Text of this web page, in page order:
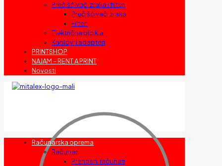
Prečišćivači zraka i filteri
Prečišćivači zraka
Filteri
Električna bicikla
Kablovi i adapteri
PRINTSHOP
NAJAM – RENT A PRINT
Novosti
Računarska oprema
Računari
Prenosni računari